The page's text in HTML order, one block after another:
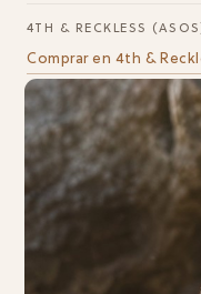
4TH & RECKLESS
Comprar en 4th &